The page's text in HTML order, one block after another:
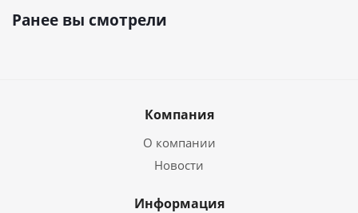
Ранее вы смотрели
Компания
О компании
Новости
Информация